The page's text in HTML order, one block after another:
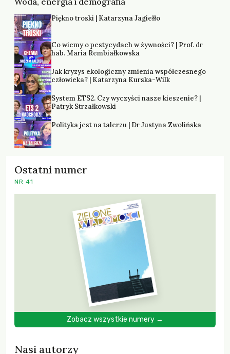
Piękno troski | Katarzyna Jagiełło
Co wiemy o pestycydach w żywności? | Prof. dr
hab. Maria Rembiałkowska
Jak kryzys ekologiczny zmienia współczesnego
człowieka? | Katarzyna Kurska-Wilk
System ETS2. Czy wyczyści nasze kieszenie? |
Patryk Strzałkowski
Polityka jest na talerzu | Dr Justyna Zwolińska
Ostatni numer
NR 41
Zobacz wszystkie numery →
Nasi autorzy